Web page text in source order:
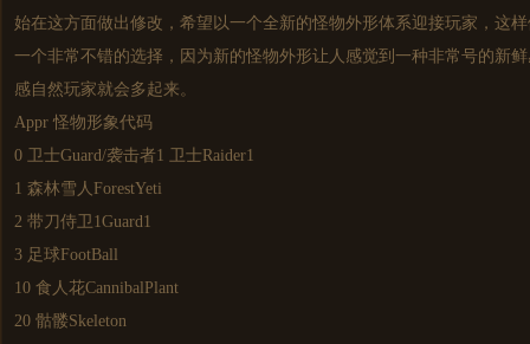
始在这方面做出修改，希望以一个全新的怪物外形体系迎接玩家，这
一个非常不错的选择，因为新的怪物外形让人感觉到一种非常号的新
感自然玩家就会多起来。
Appr 怪物形象代码
0 卫士Guard/袭击者1 卫士Raider1
1 森林雪人ForestYeti
2 带刀侍卫1Guard1
3 足球FootBall
10 食人花CannibalPlant
20 骷髅Skeleton